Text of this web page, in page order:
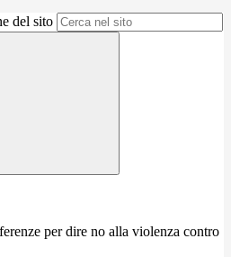
del sito
per dire no alla violenza contro